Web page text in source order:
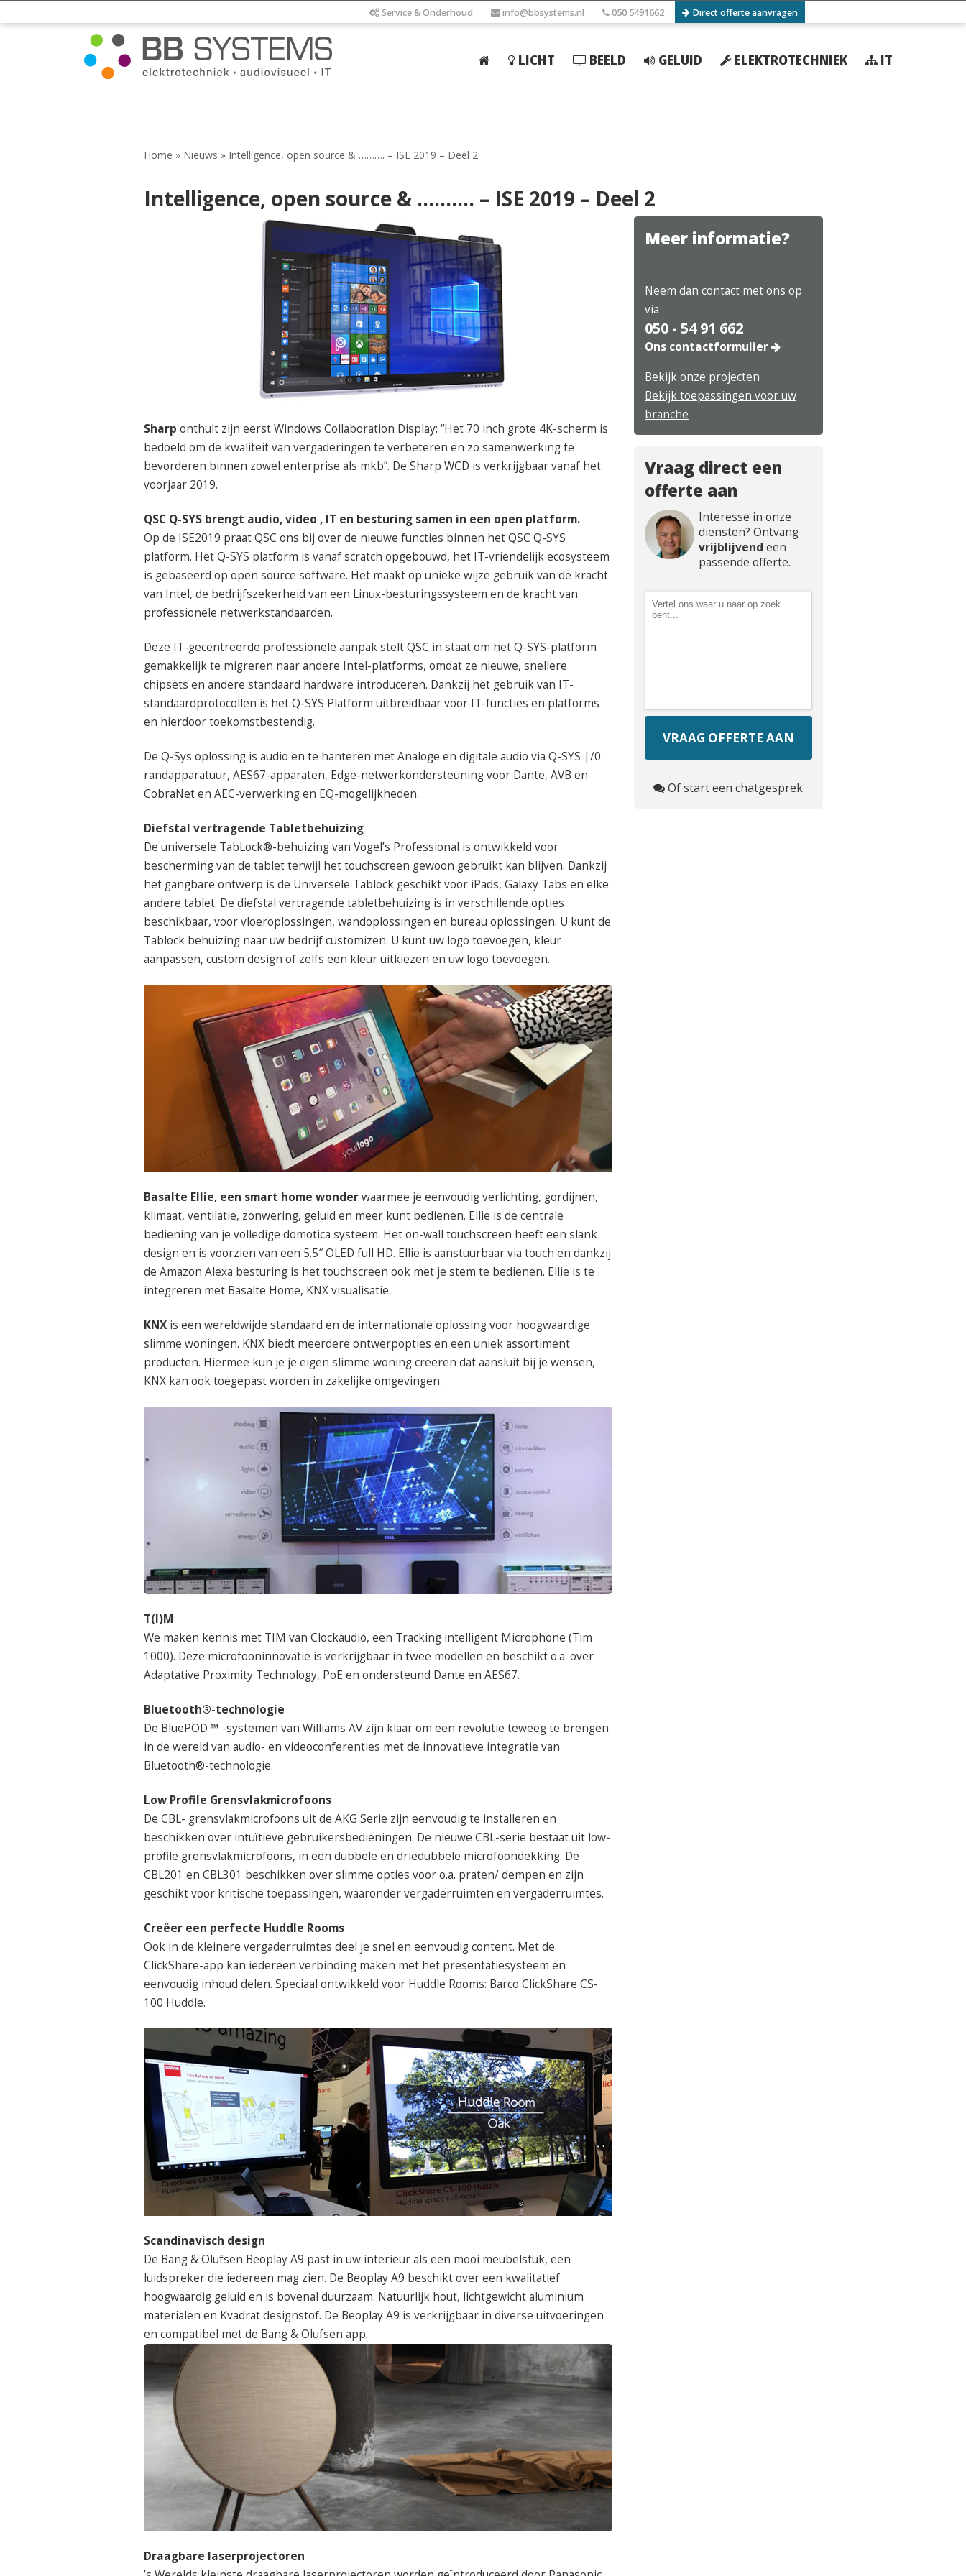
Service & Onderhoud info@bbsystems.nl 050 5491662 Direct offerte aanvragen
Licht
Beeld
Geluid
Elektrotechniek
IT
Webshop
050 – 54 91 662
Route
LICHT BEELD GELUID ELEKTROTECHNIEK IT
Home » Nieuws » Intelligence, open source & ………. – ISE 2019 – Deel 2
Intelligence, open source & ………. – ISE 2019 – Deel 2
Sharp onthult zijn eerst Windows Collaboration Display: “Het 70 inch grote 4K-scherm is
bedoeld om de kwaliteit van vergaderingen te verbeteren en zo samenwerking te
bevorderen binnen zowel enterprise als mkb”. De Sharp WCD is verkrijgbaar vanaf het
voorjaar 2019.
QSC Q-SYS brengt audio, video , IT en besturing samen in een open platform.
Op de ISE2019 praat QSC ons bij over de nieuwe functies binnen het QSC Q-SYS
platform. Het Q-SYS platform is vanaf scratch opgebouwd, het IT-vriendelijk ecosysteem
is gebaseerd op open source software. Het maakt op unieke wijze gebruik van de kracht
van Intel, de bedrijfszekerheid van een Linux-besturingssysteem en de kracht van
professionele netwerkstandaarden.
Deze IT-gecentreerde professionele aanpak stelt QSC in staat om het Q-SYS-platform
gemakkelijk te migreren naar andere Intel-platforms, omdat ze nieuwe, snellere
chipsets en andere standaard hardware introduceren. Dankzij het gebruik van IT-
standaardprotocollen is het Q-SYS Platform uitbreidbaar voor IT-functies en platforms
en hierdoor toekomstbestendig.
De Q-Sys oplossing is audio en te hanteren met Analoge en digitale audio via Q-SYS |/0
randapparatuur, AES67-apparaten, Edge-netwerkondersteuning voor Dante, AVB en
CobraNet en AEC-verwerking en EQ-mogelijkheden.
Diefstal vertragende Tabletbehuizing
De universele TabLock®-behuizing van Vogel’s Professional is ontwikkeld voor
bescherming van de tablet terwijl het touchscreen gewoon gebruikt kan blijven. Dankzij
het gangbare ontwerp is de Universele Tablock geschikt voor iPads, Galaxy Tabs en elke
andere tablet. De diefstal vertragende tabletbehuizing is in verschillende opties
beschikbaar, voor vloeroplossingen, wandoplossingen en bureau oplossingen. U kunt de
Tablock behuizing naar uw bedrijf customizen. U kunt uw logo toevoegen, kleur
aanpassen, custom design of zelfs een kleur uitkiezen en uw logo toevoegen.
Basalte Ellie, een smart home wonderwaarmee je eenvoudig verlichting, gordijnen,
klimaat, ventilatie, zonwering, geluid en meer kunt bedienen. Ellie is de centrale
bediening van je volledige domotica systeem. Het on-wall touchscreen heeft een slank
design en is voorzien van een 5.5″ OLED full HD. Ellie is aanstuurbaar via touch en dankzij
de Amazon Alexa besturing is het touchscreen ook met je stem te bedienen. Ellie is te
integreren met Basalte Home, KNX visualisatie.
KNXis een wereldwijde standaard en de internationale oplossing voor hoogwaardige
slimme woningen. KNX biedt meerdere ontwerpopties en een uniek assortiment
producten. Hiermee kun je je eigen slimme woning creëren dat aansluit bij je wensen,
KNX kan ook toegepast worden in zakelijke omgevingen.
T(I)M
We maken kennis met TIM van Clockaudio, een Tracking intelligent Microphone (Tim
1000). Deze microfooninnovatie is verkrijgbaar in twee modellen en beschikt o.a. over
Adaptative Proximity Technology, PoE en ondersteund Dante en AES67.
Bluetooth®-technologie
De BluePOD ™ -systemen van Williams AV zijn klaar om een revolutie teweeg te brengen
in de wereld van audio- en videoconferenties met de innovatieve integratie van
Bluetooth®-technologie.
Low Profile Grensvlakmicrofoons
De CBL- grensvlakmicrofoons uit de AKG Serie zijn eenvoudig te installeren en
beschikken over intuïtieve gebruikersbedieningen. De nieuwe CBL-serie bestaat uit low-
profile grensvlakmicrofoons, in een dubbele en driedubbele microfoondekking. De
CBL201 en CBL301 beschikken over slimme opties voor o.a. praten/ dempen en zijn
geschikt voor kritische toepassingen, waaronder vergaderruimten en vergaderruimtes.
Creëer een perfecte Huddle Rooms
Ook in de kleinere vergaderruimtes deel je snel en eenvoudig content. Met de
ClickShare-app kan iedereen verbinding maken met het presentatiesysteem en
eenvoudig inhoud delen. Speciaal ontwikkeld voor Huddle Rooms: Barco ClickShare CS-
100 Huddle.
Scandinavisch design
De Bang & Olufsen Beoplay A9 past in uw interieur als een mooi meubelstuk, een
luidspreker die iedereen mag zien. De Beoplay A9 beschikt over een kwalitatief
hoogwaardig geluid en is bovenal duurzaam. Natuurlijk hout, lichtgewicht aluminium
materialen en Kvadrat designstof. De Beoplay A9 is verkrijgbaar in diverse uitvoeringen
en compatibel met de Bang & Olufsen app.
Draagbare laserprojectoren
Meer informatie?
Neem dan contact met ons op
via
050 - 54 91 662
Ons contactformulier
Bekijk onze projecten
Bekijk toepassingen voor uw
branche
Vraag direct een
offerte aan
Interesse in onze
diensten? Ontvang
vrijblijvend een
passende offerte.
Of start een chatgesprek